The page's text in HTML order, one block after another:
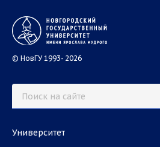
© НовГУ 1993- 2026
Университет